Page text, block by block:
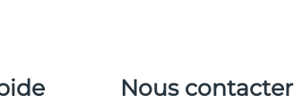
Nous contacter